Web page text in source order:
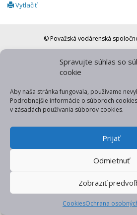
Spravujte súhlas so
cookie
Aby naša stránka fungovala, používame
Podrobnejšie informácie o súboroch
v zásadách používania súborov cookies.
Prijať
Odmietnuť
Zobraziť
CookiesOchrana
Vytlačiť
© Považská vodárenská